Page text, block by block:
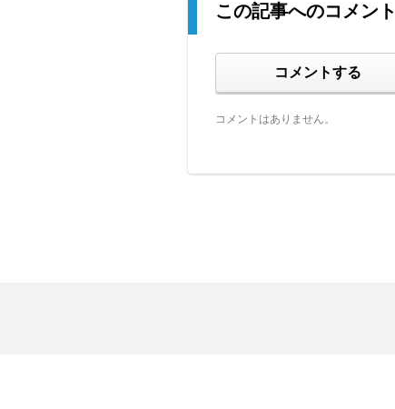
この記事へのコメント
コメントする
コメントはありません。